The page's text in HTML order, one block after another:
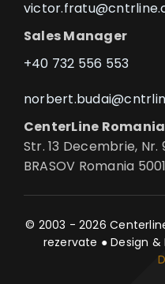
Sales Manager
+40 732 556 553
CenterLine Romania
Str. 13 Decembrie, Nr.
BRASOV Romania
© 2003 - 2026
rezervate ● Design